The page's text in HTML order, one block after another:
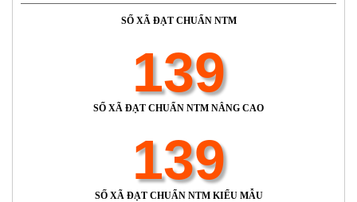
SỐ XÃ ĐẠT CHUẨN NTM
139
SỐ XÃ ĐẠT CHUẨN NTM NÂNG CAO
139
SỐ XÃ ĐẠT CHUẨN NTM KIỂU MẪU